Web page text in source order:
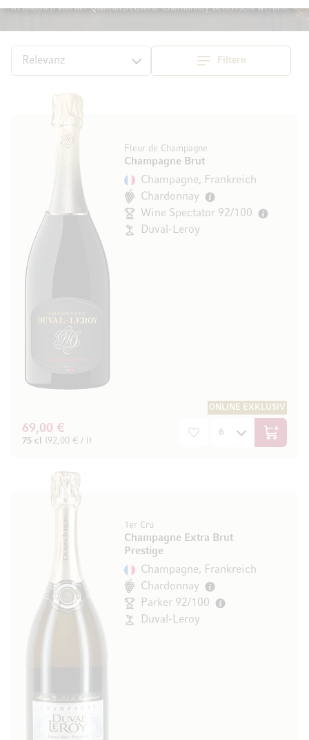
Rebflächen von der Qualitätsrebsorte Chardonnay beherrscht werden.
Filtern
SortierenTop
Fleur de Champagne
Champagne Brut
Champagne, Frankreich
Chardonnay
Wine Spectator 92/100
Duval-Leroy
ONLINE EXKLUSIV
69,00 €
75 cl (92,00 € / l) In den
1er Cru
Champagne Extra Brut
Prestige
Champagne, Frankreich
Chardonnay
Parker 92/100
Duval-Leroy